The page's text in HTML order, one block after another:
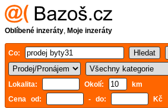
Oblíbené inzeráty, Moje inzeráty
Co:
Lokalita: Okolí:
km
Cena od:
- do: Kč